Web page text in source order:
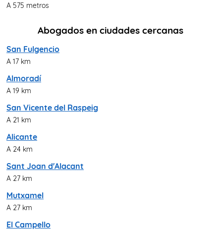
A 575 metros
Abogados en ciudades cercanas
San Fulgencio
A 17 km
Almoradí
A 19 km
San Vicente del Raspeig
A 21 km
Alicante
A 24 km
Sant Joan d'Alacant
A 27 km
Mutxamel
A 27 km
El Campello